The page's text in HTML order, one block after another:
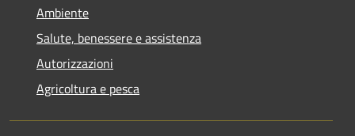
Ambiente
Salute, benessere e assistenza
Autorizzazioni
Agricoltura e pesca